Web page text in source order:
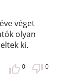
véget
olyan
ki.
0 0